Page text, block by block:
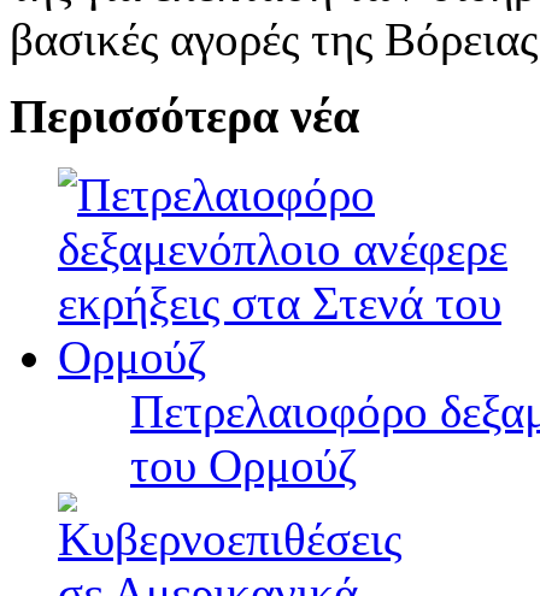
βασικές αγορές της
Περισσότερα νέα
Πετρελαιοφόρο
του Ορμούζ